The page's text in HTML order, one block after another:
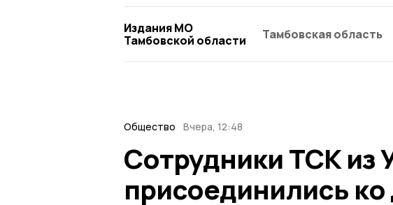
Издания МО
Тамбовской области
Тамбовская область
Общество Вчера, 12:48
Сотрудники ТСК из
присоединились